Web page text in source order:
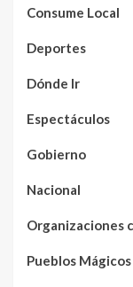
Consume Local
Deportes
Dónde Ir
Espectáculos
Gobierno
Nacional
Organizaciones
Pueblos Mágicos